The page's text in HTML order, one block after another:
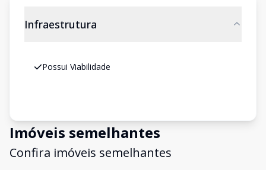
Infraestrutura
Possui Viabilidade
Imóveis semelhantes
Confira imóveis semelhantes